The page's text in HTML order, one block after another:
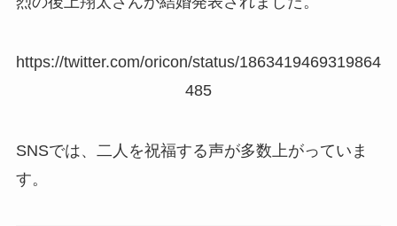
https://twitter.com/oricon/status/1863419469319864
485
SNSでは、二人を祝福する声が多数上がっていま
す。